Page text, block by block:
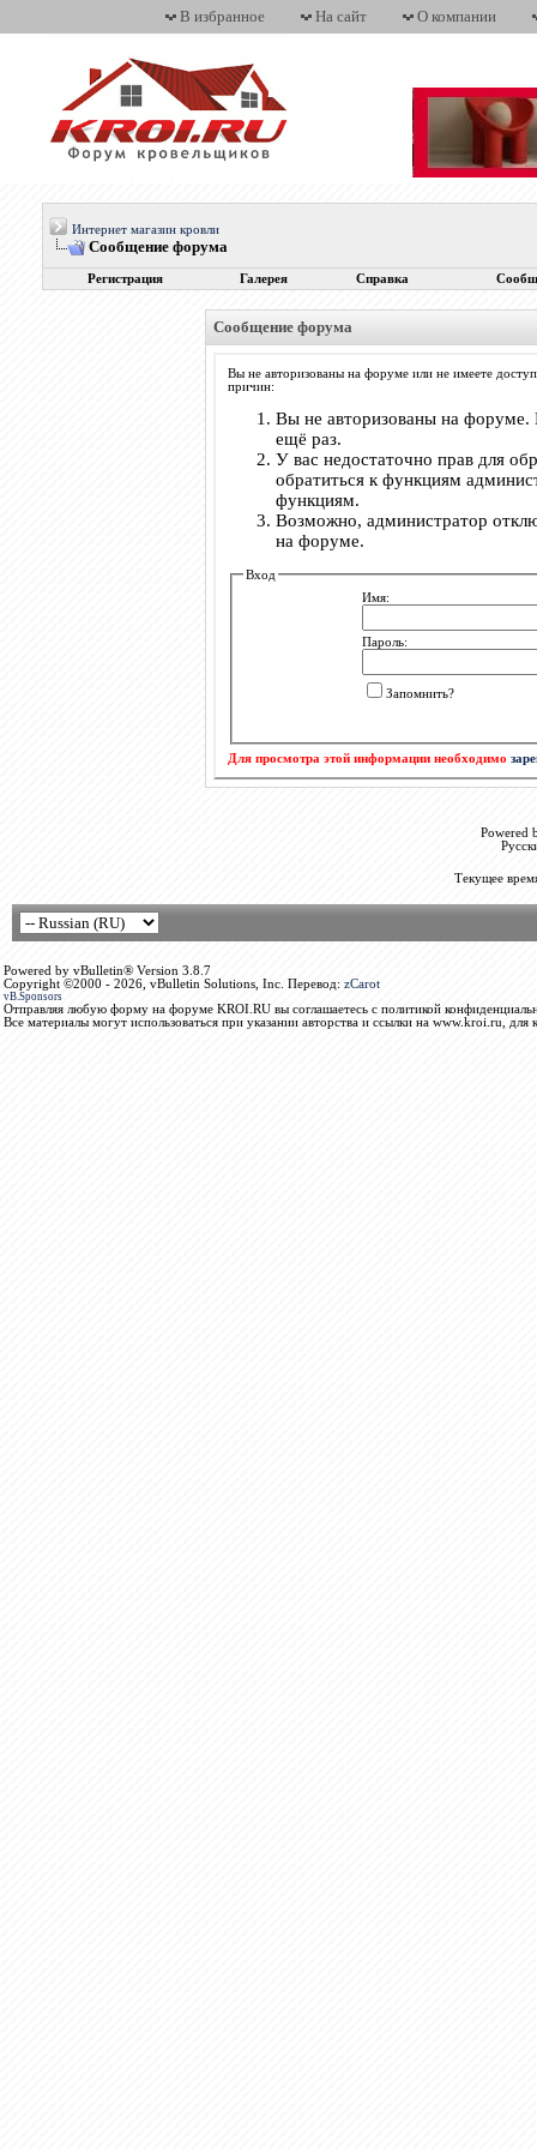
В избранное На сайт О компании
Интернет магазин кровли
Сообщение форума
Регистрация Галерея Справка
Сообщение форума
Вы не авторизованы на форуме или не имеете
причин:
Вы не авторизованы на форуме.
ещё раз.
У вас недостаточно прав для
обратиться к функциям
функциям.
Возможно, администратор
на форуме.
Вход
Имя:
Пароль:
Запомнить?
Для просмотра этой информации необходимо
Powered
Текущее
Powered by vBulletin® Version 3.8.7
Copyright ©2000 - 2026, vBulletin Solutions, Inc. Перевод: zCarot
vB.Sponsors
Отправляя любую форму на форуме KROI.RU вы соглашаетесь с политикой
Все материалы могут использоваться при указании авторства и ссылки на www.kroi.ru, для